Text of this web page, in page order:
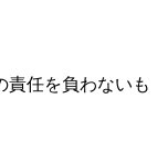
責任を負わないも